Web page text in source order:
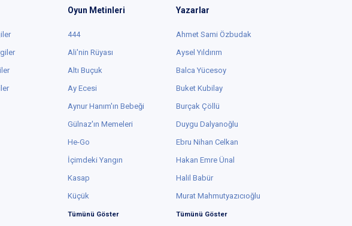
Oyun Metinleri
444
Ali'nin Rüyası
Altı Buçuk
Ay Ecesi
Aynur Hanım'ın Bebeği
Gülnaz'ın Memeleri
He-Go
İçimdeki Yangın
Kasap
Küçük
Tümünü Göster
Yazarlar
Ahmet Sami Özbudak
Aysel Yıldırım
Balca Yücesoy
Buket Kubilay
Burçak Çöllü
Duygu Dalyanoğlu
Ebru Nihan Celkan
Hakan Emre Ünal
Halil Babür
Murat Mahmutyazıcıoğlu
Tümünü Göster